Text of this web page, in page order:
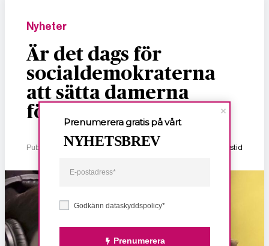
Nyheter
Är det dags för
socialdemokraterna
att sätta damerna
först?
Publicerad 14 februari, 2026 1 min lästid
Godkänn dataskyddspolicy*
Prenumerera
Prenumerera gratis på vårt
NYHETSBREV